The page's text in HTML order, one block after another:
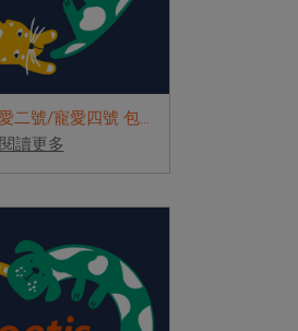
寵愛一號/寵愛二號/寵愛四號 包裝變更...
閱讀更多